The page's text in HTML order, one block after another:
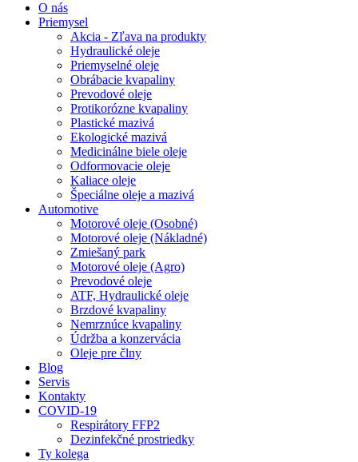
O nás
Priemysel
Akcia - Zľava na produkty
Hydraulické oleje
Priemyselné oleje
Obrábacie kvapaliny
Prevodové oleje
Protikorózne kvapaliny
Plastické mazivá
Ekologické mazivá
Medicinálne biele oleje
Odformovacie oleje
Kaliace oleje
Špeciálne oleje a mazivá
Automotive
Motorové oleje (Osobné)
Motorové oleje (Nákladné)
Zmiešaný park
Motorové oleje (Agro)
Prevodové oleje
ATF, Hydraulické oleje
Brzdové kvapaliny
Nemrznúce kvapaliny
Údržba a konzervácia
Oleje pre člny
Blog
Servis
Kontakty
COVID-19
Respirátory FFP2
Dezinfekčné prostriedky
Ty kolega